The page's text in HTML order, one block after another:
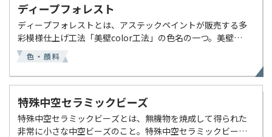
ディープフォレスト
ディープフォレストとは、アステックペイントが販売する多
彩模様仕上げ工法「美壁color工法」の色名の一つ。美壁
color工法のカラーバリエーションは全36色あり（2色仕上
げ：28色・3色仕上げ：8色）、ディープフォレスト […]
色・顔料
特殊中空セラミックビーズ
特殊中空セラミックビーズとは、無機物を焼成して得られた
非常に小さな中空ビーズのこと。特殊中空セラミックビーズ